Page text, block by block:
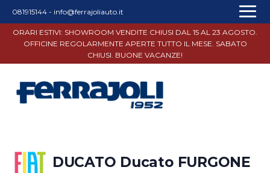
081915144 - info@ferrajoliauto.it
ORARI ESTIVI: SHOWROOM VENDITE CHIUSI DAL 15 AL 23 AGOSTO.
OFFICINE REGOLARMENTE APERTE TUTTO IL MESE. SABATO
CHIUSI. BUONE VACANZE!
DUCATO Ducato FURGONE